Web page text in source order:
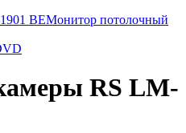
BEМонитор потолочный
RS LM-